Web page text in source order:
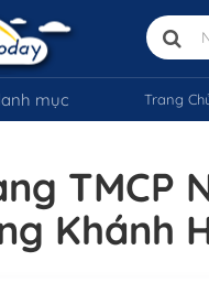
mục Trang
TMCP
Khánh